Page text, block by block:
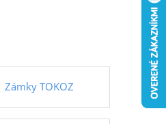
Zámky TOKOZ